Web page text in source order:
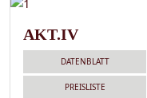
AKT.IV
DATENBLATT
PREISLISTE